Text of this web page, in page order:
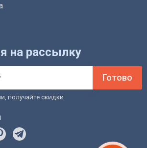
на рассылку
Готово
получайте скидки